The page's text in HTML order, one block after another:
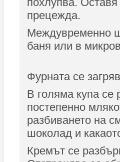
прецежда.
Междувременно
баня или в
Фурната се
В голяма купа се
постепенно
разбиването на
шоколад и
Кремът се